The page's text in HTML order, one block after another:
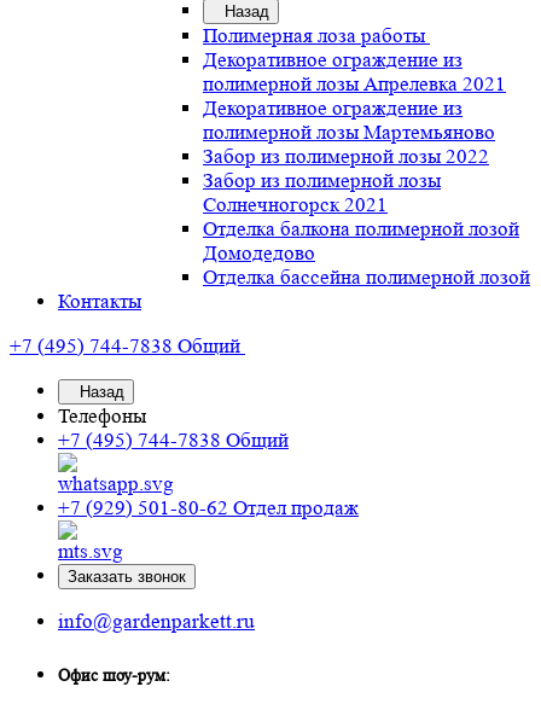
Назад
Полимерная лоза работы
Декоративное ограждение из
полимерной лозы Апрелевка 2021
Декоративное ограждение из
полимерной лозы Мартемьяново
Забор из полимерной лозы 2022
Забор из полимерной лозы
Солнечногорск 2021
Отделка балкона полимерной лозой
Домодедово
Отделка бассейна полимерной лозой
Контакты
+7 (495) 744-7838 Общий
Назад
Телефоны
+7 (495) 744-7838 Общий
+7 (929) 501-80-62 Отдел продаж
Заказать звонок
info@gardenparkett.ru
Офис шоу-рум: